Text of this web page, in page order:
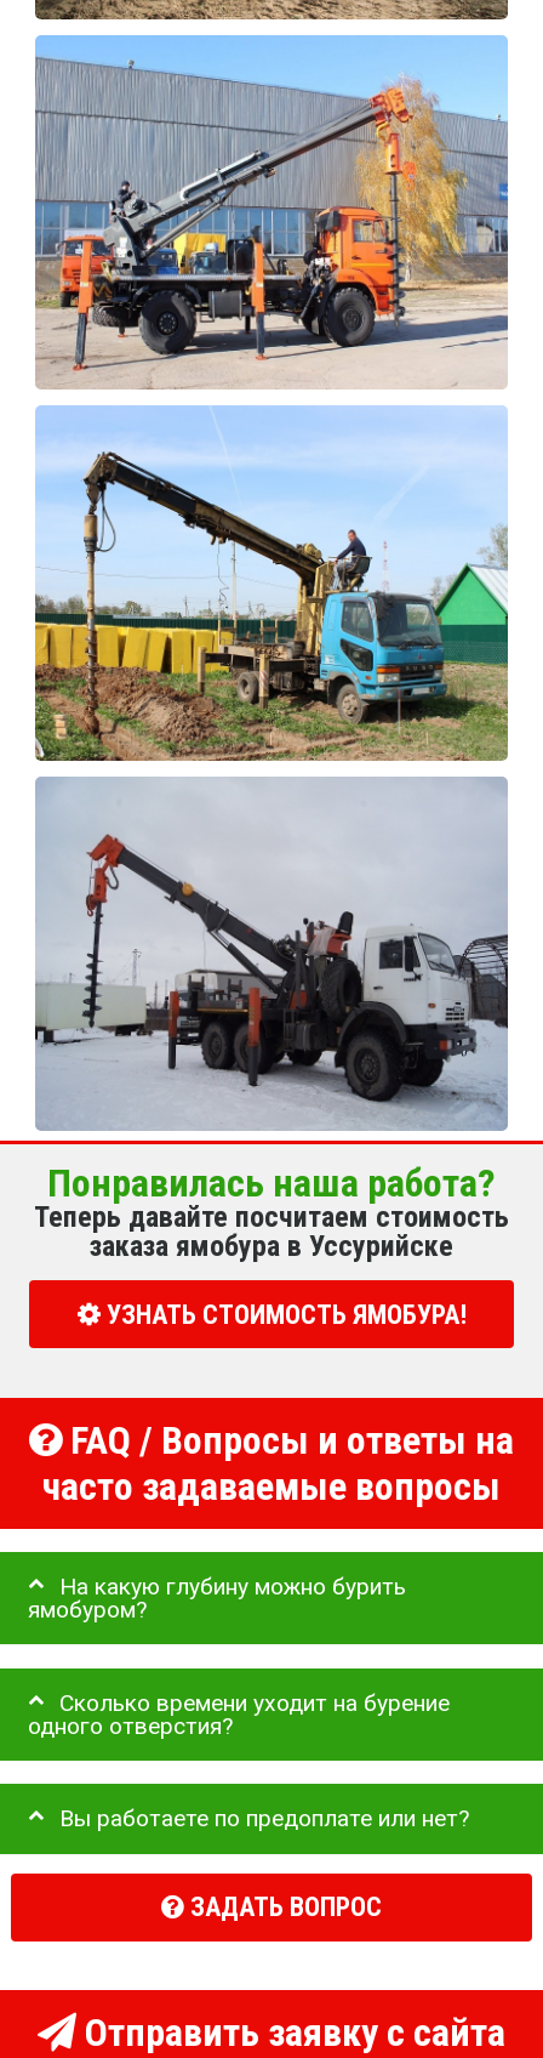
Понравилась наша работа?
Теперь давайте посчитаем стоимость
заказа ямобура в Уссурийске
УЗНАТЬ СТОИМОСТЬ ЯМОБУРА!
FAQ / Вопросы и ответы на
часто задаваемые вопросы
На какую глубину можно бурить
ямобуром?
Сколько времени уходит на бурение
одного отверстия?
Вы работаете по предоплате или нет?
ЗАДАТЬ ВОПРОС
Отправить заявку с сайта